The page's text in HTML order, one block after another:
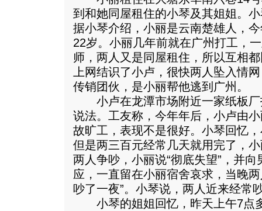
到和她同屋租住的小琴及其姐姐。
据小琴介绍，小丽是云南楚雄人，
22岁。小丽几年前就在广州打工，
师，两人又是同屋租住，所以互相
上网结识了小卢，很快两人坠入情
传销团伙，是小丽帮他逃到广州。
小卢在龙潭市场附近一家纸板厂
说法。工友称，今年年后，小卢由
故旷工，表现不是很好。小琴回忆
但是两三百元经常几天就用完了，
两人争吵，小丽说“彻底失望”，并
应，一直留在小丽宿舍哀求，当晚
吵了一夜”。小琴说，两人近来经常
小琴的姐姐回忆，昨天上午7点